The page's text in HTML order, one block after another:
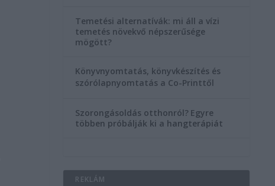
Temetési alternatívák: mi áll a vízi
temetés növekvő népszerűsége
mögött?
Könyvnyomtatás, könyvkészítés és
szórólapnyomtatás a Co-Printtől
Szorongásoldás otthonról? Egyre
többen próbálják ki a hangterápiát
REKLÁM